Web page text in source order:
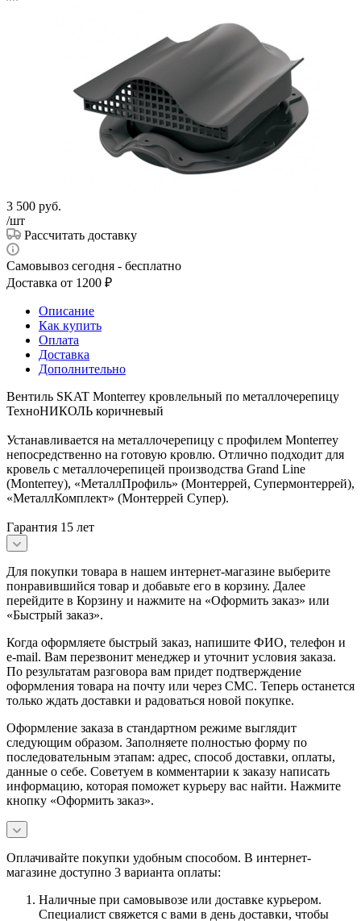
3 500 руб.
/шт
Рассчитать доставку
Самовывоз сегодня - бесплатно
Доставка от 1200 ₽
Описание
Как купить
Оплата
Доставка
Дополнительно
Вентиль SKAT Monterrey кровлельный по металлочерепицу
ТехноНИКОЛЬ коричневый
Устанавливается на металлочерепицу с профилем Monterrey
непосредственно на готовую кровлю. Отлично подходит для
кровель с металлочерепицей производства Grand Line
(Monterrey), «МеталлПрофиль» (Монтеррей, Супермонтеррей),
«МеталлКомплект» (Монтеррей Супер).
Гарантия 15 лет
Для покупки товара в нашем интернет-магазине выберите
понравившийся товар и добавьте его в корзину. Далее
перейдите в Корзину и нажмите на «Оформить заказ» или
«Быстрый заказ».
Когда оформляете быстрый заказ, напишите ФИО, телефон и
e-mail. Вам перезвонит менеджер и уточнит условия заказа.
По результатам разговора вам придет подтверждение
оформления товара на почту или через СМС. Теперь останется
только ждать доставки и радоваться новой покупке.
Оформление заказа в стандартном режиме выглядит
следующим образом. Заполняете полностью форму по
последовательным этапам: адрес, способ доставки, оплаты,
данные о себе. Советуем в комментарии к заказу написать
информацию, которая поможет курьеру вас найти. Нажмите
кнопку «Оформить заказ».
Оплачивайте покупки удобным способом. В интернет-
магазине доступно 3 варианта оплаты:
Наличные при самовывозе или доставке курьером.
Специалист свяжется с вами в день доставки, чтобы